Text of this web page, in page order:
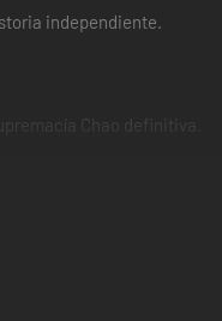
independiente.
Chao definitiva.